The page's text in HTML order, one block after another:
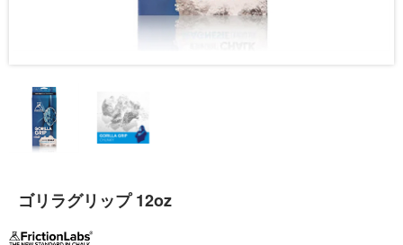
ゴリラグリップ 12oz